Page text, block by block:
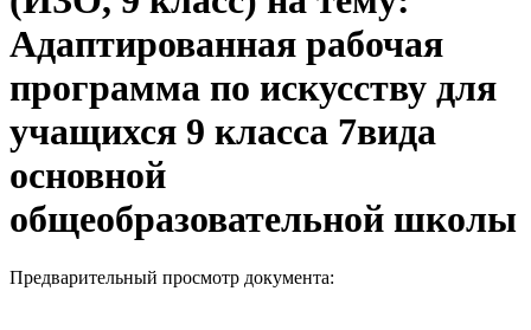
Адаптированная рабочая
программа по искусству для
учащихся 9 класса 7вида
основной
общеобразовательной школы
Предварительный просмотр документа: